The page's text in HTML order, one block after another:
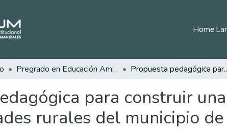
Home
Pregrado en Educación Ambiental Propuesta pedagógica para construir
para construir
rurales del municipio